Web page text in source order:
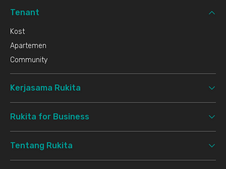
Tenant
Kost
Apartemen
Community
Kerjasama Rukita
Rukita for Business
Tentang Rukita